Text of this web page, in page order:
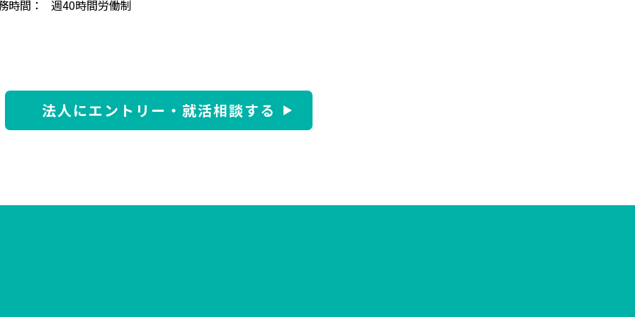
時間：
週40時間労働制
法人にエントリー・ 就活相談する